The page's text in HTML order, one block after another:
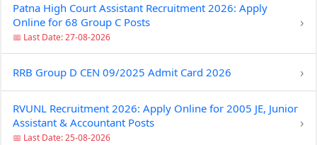
Patna High Court Assistant Recruitment 2026: Apply
Online for 68 Group C Posts
📅 Last Date: 27-08-2026
›
RRB Group D CEN 09/2025 Admit Card 2026 ›
RVUNL Recruitment 2026: Apply Online for 2005 JE, Junior
Assistant & Accountant Posts
📅 Last Date: 25-08-2026
›